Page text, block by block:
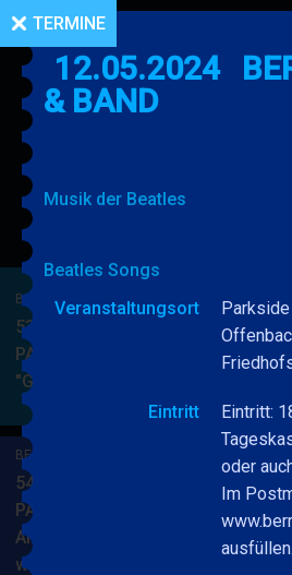
BERRY BLUE & BAND
53. JAZZ Matinee in den
PARKSIDE STUDIOS
"Gypsy Jazz"
BLUE
BERRY BLUE & BAND
54. JAZZ Matinee in den
PARKSIDE STUDIOS
American Songbook
wunderbare Musik
TERMINE
12.05.2024
& BAND
Musik der Beatles
Beatles Songs
Veranstaltungsort
Eintritt
Eintritt:
oder
Im
ausfüllen.